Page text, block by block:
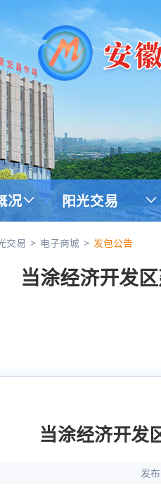
况 阳光交易
交易 > 电子商城 > 发包公告
当涂经济开发
当涂经济开发
发